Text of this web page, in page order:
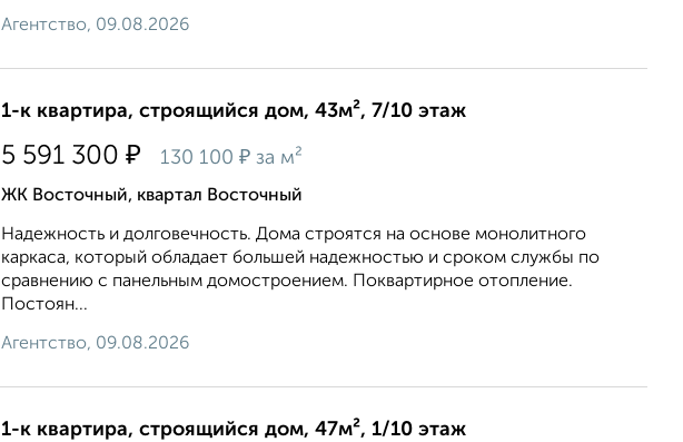
Агентство, 09.08.2026
1-к квартира, строящийся дом, 43м², 7/10 этаж
5 591 300 ₽ 130 100 ₽ за м²
ЖК Восточный, квартал Восточный
Надежность и долговечность. Дома строятся на основе монолитного
каркаса, который обладает большей надежностью и сроком службы по
сравнению с панельным домостроением. Поквартирное отопление.
Постоян...
Агентство, 09.08.2026
1-к квартира, строящийся дом, 47м², 1/10 этаж